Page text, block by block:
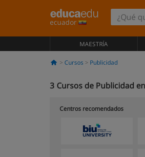
ecuador
MAESTRÍA
Cursos Publicidad
3 Cursos de Publicidad
Centros recomendados